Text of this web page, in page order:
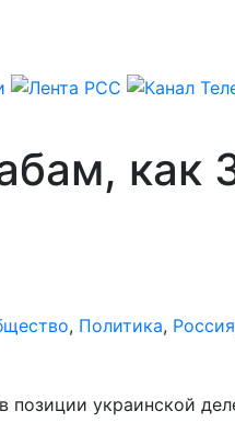
как
, Политика, Россия
украинской